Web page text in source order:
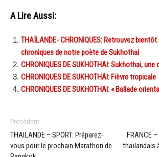
A Lire Aussi:
THAÏLANDE- CHRONIQUES: Retrouvez
chroniques de notre poète de Sukhothai
CHRONIQUES DE SUKHOTHAI: Sukhothai,
CHRONIQUES DE SUKHOTHAI: Fièvre tropicale
CHRONIQUES DE SUKHOTHAI: « Ballade
Précédent
THAILANDE – SPORT: Préparez-
vous pour le prochain Marathon de
FRANCE
thaïlandais